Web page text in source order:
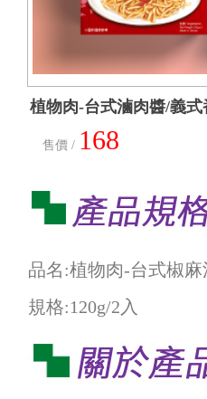
植物肉-台式滷肉醬/義
售價 / 168
品名:植物肉-台式椒
規格:120g/2入